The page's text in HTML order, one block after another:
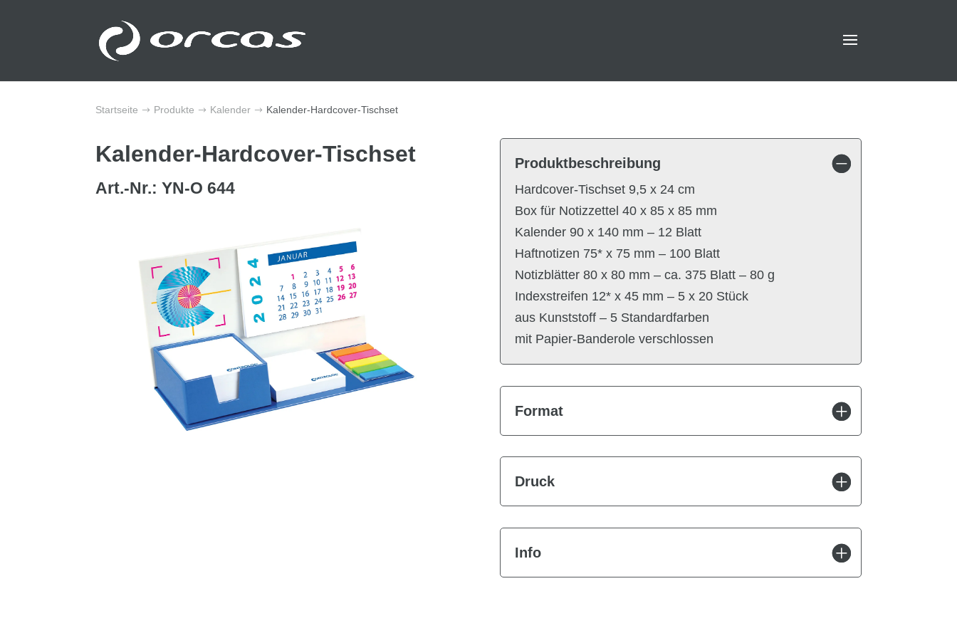
Startseite $ Produkte $ Kalender $ Kalender-Hardcover-Tischset
Kalender-Hardcover-Tischset
Art.-Nr.: YN-O 644
Produktbeschreibung
Hardcover-Tischset 9,5 x 24 cm
Box für Notizzettel 40 x 85 x 85 mm
Kalender 90 x 140 mm – 12 Blatt
Haftnotizen 75* x 75 mm – 100 Blatt
Notizblätter 80 x 80 mm – ca. 375 Blatt – 80 g
Indexstreifen 12* x 45 mm – 5 x 20 Stück
aus Kunststoff – 5 Standardfarben
mit Papier-Banderole verschlossen
Format
Druck
Info